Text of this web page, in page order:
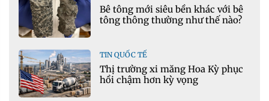
Bê tông mới siêu bền khác với bê
tông thông thường như thế nào?
TIN QUỐC TẾ
Thị trường xi măng Hoa Kỳ phục
hồi chậm hơn kỳ vọng